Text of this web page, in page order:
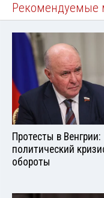
Рекомендуемые
Протесты в Венгрии:
политический
обороты